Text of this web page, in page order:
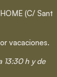
(C/ Sant
vacaciones.
13:30 h y de